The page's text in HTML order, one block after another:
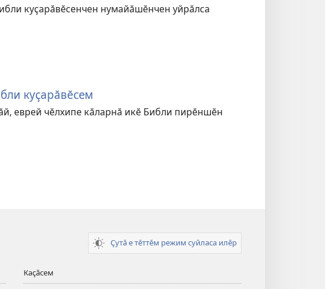
куҫарӑвӗсенчен нумайӑшӗнчен уйрӑлса
куҫарӑвӗсем
еврей чӗлхипе кӑларнӑ икӗ Библи пирӗншӗн
Ҫутӑ е тӗттӗм режим суйласа илӗр
Каҫӑсем